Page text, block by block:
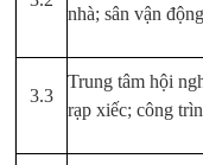
nhà; sân vận động
3.3
Trung tâm hội
rạp xiếc; công